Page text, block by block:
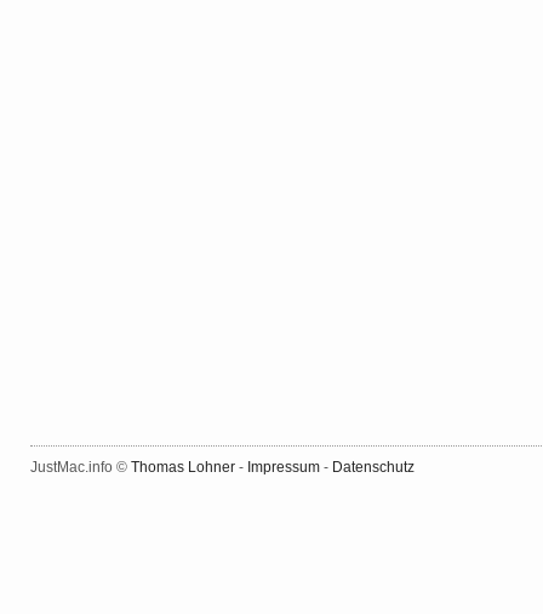
JustMac.info © Thomas Lohner - Impressum - Datenschutz